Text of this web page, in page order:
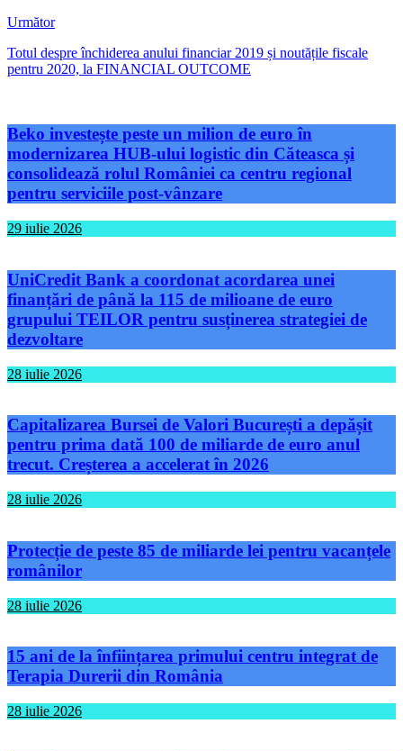
Următor
Totul despre închiderea anului financiar 2019 și noutățile fiscale
pentru 2020, la FINANCIAL OUTCOME
Beko investește peste un milion de euro în
modernizarea HUB-ului logistic din Căteasca și
consolidează rolul României ca centru regional
pentru serviciile post-vânzare
29 iulie 2026
UniCredit Bank a coordonat acordarea unei
finanțări de până la 115 de milioane de euro
grupului TEILOR pentru susținerea strategiei de
dezvoltare
28 iulie 2026
Capitalizarea Bursei de Valori București a depășit
pentru prima dată 100 de miliarde de euro anul
trecut. Creșterea a accelerat în 2026
28 iulie 2026
Protecție de peste 85 de miliarde lei pentru vacanțele
românilor
28 iulie 2026
15 ani de la înființarea primului centru integrat de
Terapia Durerii din România
28 iulie 2026